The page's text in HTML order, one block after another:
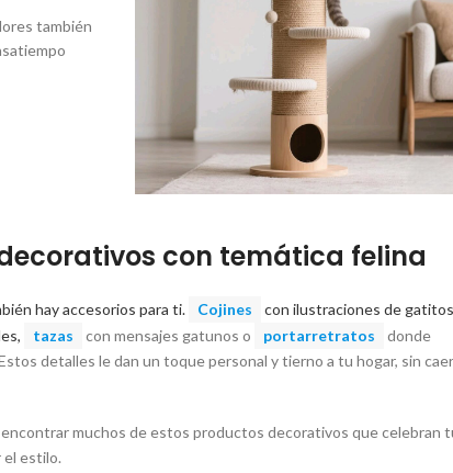
también
con temática felina
hay accesorios para ti. Cojines
con ilustraciones de
tazas con mensajes gatunos o portarretratos
donde
detalles le dan un toque personal y tierno a tu hogar, sin caer
muchos de estos productos decorativos que celebran
el estilo.